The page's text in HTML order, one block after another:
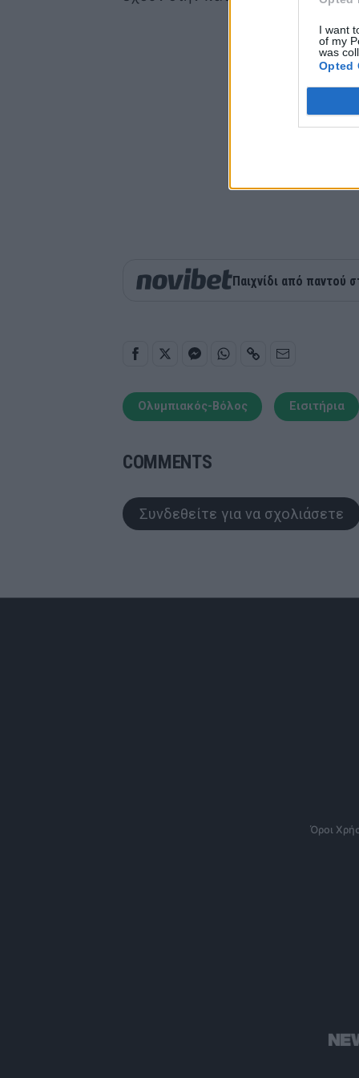
I want
of my
was
Opted
Παιχνίδι από παντού
Ολυμπιακός-Βόλος Εισιτήρια
COMMENTS
Συνδεθείτε για να σχολιάσετε
Όροι